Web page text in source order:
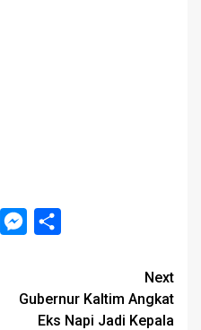
TelegramMessenger
Next
Gubernur Kaltim Angkat
Eks Napi Jadi Kepala